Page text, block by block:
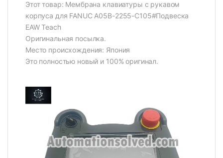
Этот товар: Мембрана клавиатуры с рукавом
корпуса для FANUC A05B-2255-C105#Подвеска
EAW Teach
Оригинальная посылка.
Место происхождения: Япония
Это полностью новый и 100% оригинал.